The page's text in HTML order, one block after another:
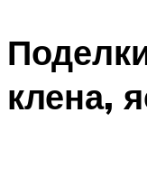
клена,